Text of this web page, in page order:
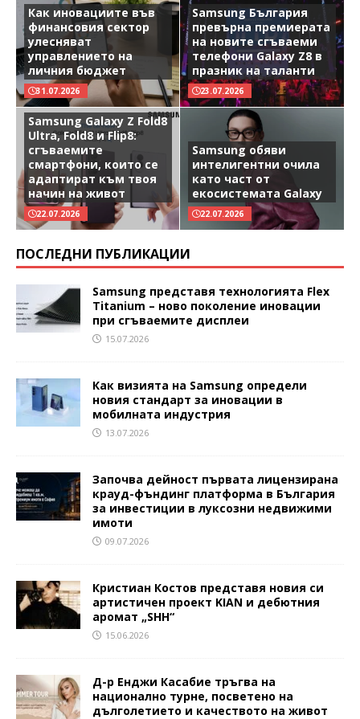
Как иновациите във
финансовия сектор
улесняват
управлението на
личния бюджет
31.07.2026
Samsung България
превърна премиерата
на новите сгъваеми
телефони Galaxy Z8 в
празник на таланти
23.07.2026
Samsung Galaxy Z Fold8
Ultra, Fold8 и Flip8:
сгъваемите
смартфони, които се
адаптират към твоя
начин на живот
22.07.2026
Samsung обяви
интелигентни очила
като част от
екосистемата Galaxy
22.07.2026
ПОСЛЕДНИ ПУБЛИКАЦИИ
Samsung представя технологията Flex
Titanium – ново поколение иновации
при сгъваемите дисплеи
15.07.2026
Как визията на Samsung определи
новия стандарт за иновации в
мобилната индустрия
13.07.2026
Започва дейност първата лицензирана
крауд-фъндинг платформа в България
за инвестиции в луксозни недвижими
имоти
09.07.2026
Кристиан Костов представя новия си
артистичен проект KIAN и дебютния
аромат „SHH“
15.06.2026
Д-р Енджи Касабие тръгва на
национално турне, посветено на
дълголетието и качеството на живот